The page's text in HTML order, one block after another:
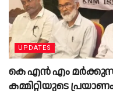
UPDATES
കെ എൻ എം
കമ്മിറ്റിയുടെ